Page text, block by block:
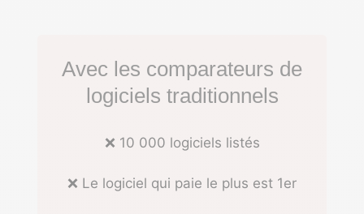
Avec les comparateurs de
logiciels traditionnels
❌ 10 000 logiciels listés
❌ Le logiciel qui paie le plus est 1er